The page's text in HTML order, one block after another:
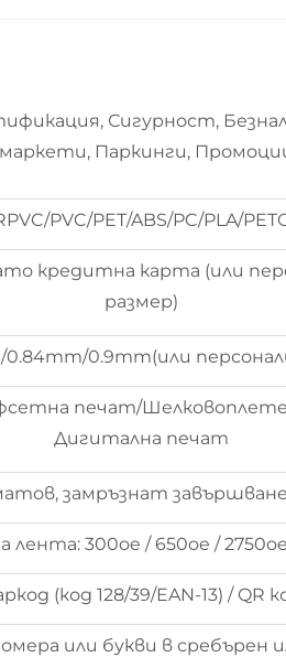
Сигурност,
Паркинги,
PVC/PET/ABS/PC/PLA/
кредитна карта (или
размер)
0.84mm/0.9mm(или
печат/
Дигитална печат
замръзнат
лента: 300oe / 650oe /
(код 128/39/EAN-13) / QR
или букви в сребърен